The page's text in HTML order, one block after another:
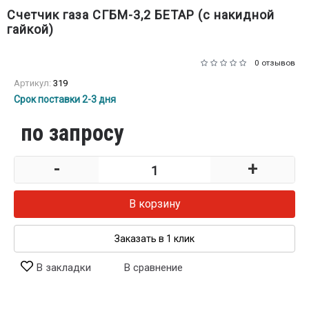
Счетчик газа СГБМ-3,2 БЕТАР (с накидной
гайкой)
0 отзывов
Артикул: 319
Срок поставки 2-3 дня
по запросу
- +
В корзину
Заказать в 1 клик
В закладки В сравнение